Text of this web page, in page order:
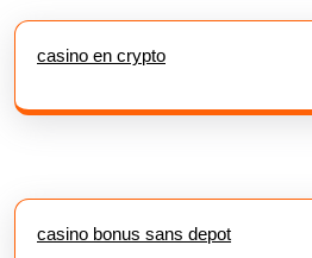
casino en crypto
casino bonus sans depot